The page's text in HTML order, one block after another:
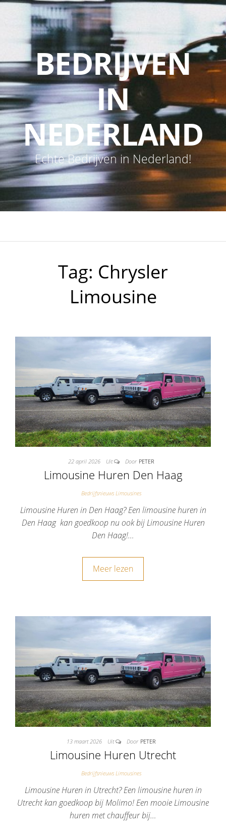
BEDRIJVEN
IN
NEDERLAND
Echte Bedrijven in Nederland!
Tag: Chrysler
Limousine
22 april 2026 Uit Door PETER
Limousine Huren Den Haag
Bedrijfsnieuws Limousines
Limousine Huren in Den Haag? Een limousine huren in
Den Haag kan goedkoop nu ook bij Limousine Huren
Den Haag!…
Meer lezen
13 maart 2026 Uit Door PETER
Limousine Huren Utrecht
Bedrijfsnieuws Limousines
Limousine Huren in Utrecht? Een limousine huren in
Utrecht kan goedkoop bij Molimo! Een mooie Limousine
huren met chauffeur bij…